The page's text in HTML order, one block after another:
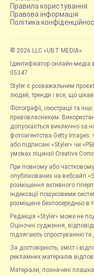
Правила користування
Правова інформація
Політика
© 2026 LLC «UBT MEDIA»
Ідентифікатор онлайн-медіа
05347
Styler є розважальним
людей, тренди і все, що
Фотографії, ілюстрації та
правовласникам.
допускається виключно за
фотоагентства Getty Images.
або підписані «Styler» чи
умовах ліцензії Creative
При повному або частковому
опублікованих на вебсайті
розміщення активного
індексації пошуковими
розміщене безпосередньо в
Редакція «Styler» може не
Оціночні судження,
підлягають спростуванню
За достовірність, зміст і
рекламних матеріалів
Матеріали, позначені